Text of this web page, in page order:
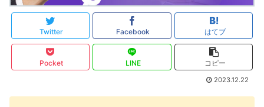
Twitter Facebook はてブ
Pocket LINE コピー
2023.12.22